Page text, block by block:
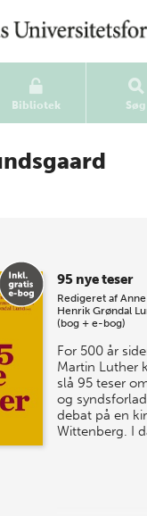
Bibliotek Søg
95 nye teser
Redigeret af
Henrik Grøndal
(bog + e-bog)
For 500 år
Martin Luther
slå 95 teser
og
debat på en
Wittenberg. I